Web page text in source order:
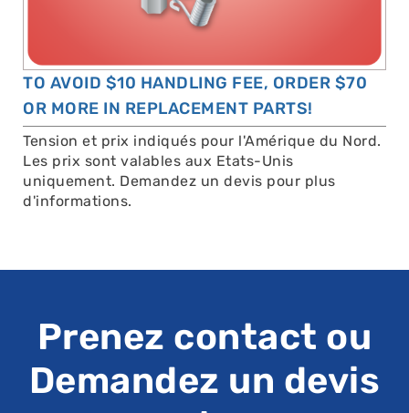
TO AVOID $10 HANDLING FEE, ORDER $70
OR MORE IN REPLACEMENT PARTS!
Tension et prix indiqués pour l'Amérique du Nord.
Les prix sont valables aux Etats-Unis
uniquement. Demandez un devis pour plus
d'informations.
Prenez contact ou
Demandez un devis